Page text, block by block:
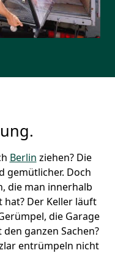
Berlin ziehen? Die
gemütlicher. Doch
die man innerhalb
hat? Der Keller läuft
die Garage
ganzen Sachen?
entrümpeln nicht